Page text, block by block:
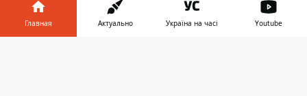
Главная Актуально Україна на часі Youtube